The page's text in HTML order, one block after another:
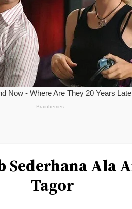
Sederhana Ala
Tagor